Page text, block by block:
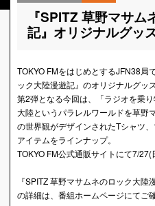
『SPITZ 草野マサ
記』オリジナルグッ
TOKYO FMをはじめとするJFN38局
ック大陸漫遊記』のオリジナルグッ
第2弾となる今回は、「ラジオを乗
大陸というパラレルワールドを草野
の世界観がデザインされたTシャツ
アイテムをラインナップ。
TOKYO FM公式通販サイトにて7/27(
『SPITZ 草野マサムネのロック大
の詳細は、番組ホームページにてご